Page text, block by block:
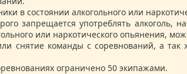
в состоянии алкогольного или
запрещается употреблять алкоголь,
или наркотического опьянения,
снятие команды с соревнований, а
ограничено 50 экипажами.